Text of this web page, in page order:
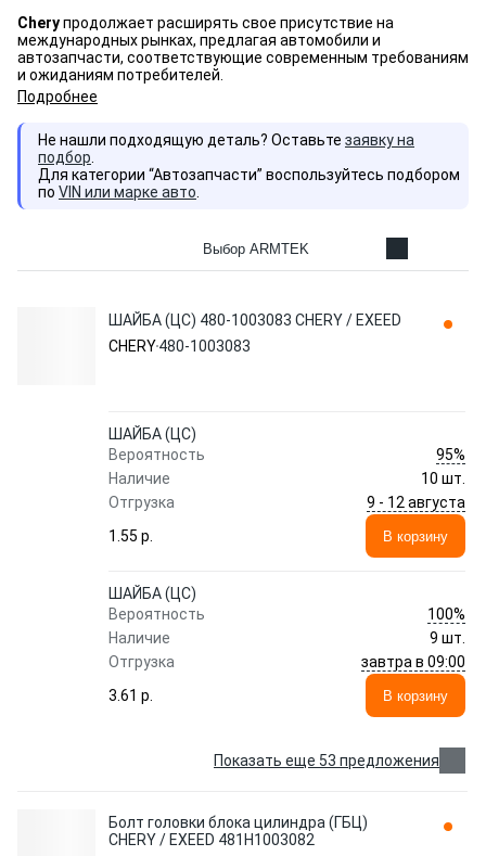
Cheryпродолжает расширять свое присутствие на
международных рынках, предлагая автомобили и
автозапчасти, соответствующие современным требованиям
и ожиданиям потребителей.
Подробнее
Не нашли подходящую деталь? Оставьте заявку на
подбор
Для категории “Автозапчасти” воспользуйтесь подбором
по VIN или марке авто
Выбор ARMTEK
ШАЙБА (ЦС) 480-1003083 CHERY / EXEED
CHERY480-1003083
ШАЙБА (ЦС)
Вероятность
95%
Наличие
10 шт.
Отгрузка
9 - 12 августа
1.55 p.
В корзину
ШАЙБА (ЦС)
Вероятность
100%
Наличие
9 шт.
Отгрузка
завтра в 09:00
3.61 p.
В корзину
Показать еще 53 предложения
Болт головки блока цилиндра (ГБЦ)
CHERY / EXEED 481H1003082